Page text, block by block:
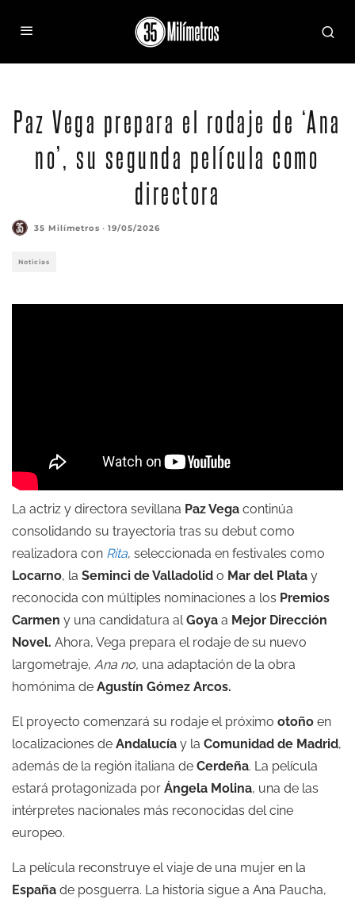
Paz Vega prepara el rodaje de ‘Ana
no’, su segunda película como
directora
35 Milímetros · 19/05/2026
Noticias
La actriz y directora sevillana Paz Vega continúa
consolidando su trayectoria tras su debut como
realizadora con Rita, seleccionada en festivales como
Locarno, la Seminci de Valladolid o Mar del Plata y
reconocida con múltiples nominaciones a los Premios
Carmen y una candidatura alGoya a Mejor Dirección
Novel. Ahora, Vega prepara el rodaje de su nuevo
largometraje, Ana no, una adaptación de la obra
homónima de Agustín Gómez Arcos.
El proyecto comenzará su rodaje el próximo otoño en
localizaciones de Andalucía y la Comunidad de Madrid,
además de la región italiana de Cerdeña. La película
estará protagonizada por Ángela Molina, una de las
intérpretes nacionales más reconocidas del cine
europeo.
La película reconstruye el viaje de una mujer en la
España de posguerra. La historia sigue a Ana Paucha,